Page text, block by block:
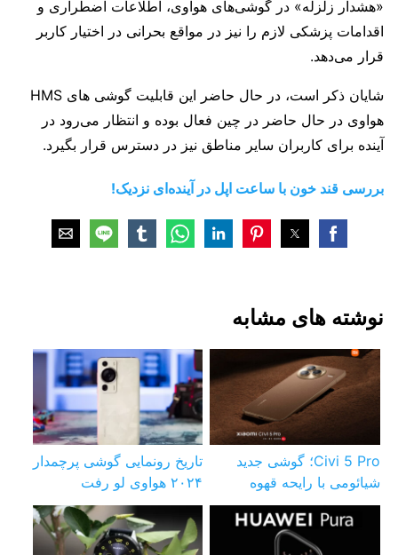
«هشدار زلزله» در گوشی‌های هواوی، اطلاعات اضطراری و
اقدامات پزشکی لازم را نیز در مواقع بحرانی در اختیار کاربر
قرار می‌دهد.
شایان ذکر است، در حال حاضر این قابلیت گوشی‌ های HMS
هواوی در حال حاضر در چین فعال بوده و انتظار می‌رود در
آینده برای کاربران سایر مناطق نیز در دسترس قرار بگیرد.
بررسی قند خون با ساعت اپل در آینده‌ای نزدیک!
نوشته های مشابه
Civi 5 Pro؛ گوشی جدید
شیائومی با رایحه قهوه
تاریخ رونمایی گوشی پرچمدار
۲۰۲۴ هواوی لو رفت